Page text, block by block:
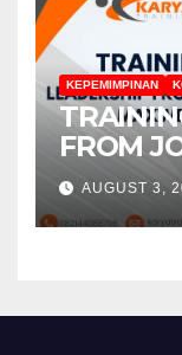
KEPEMIMPINAN
FROM
AUGUST 3,